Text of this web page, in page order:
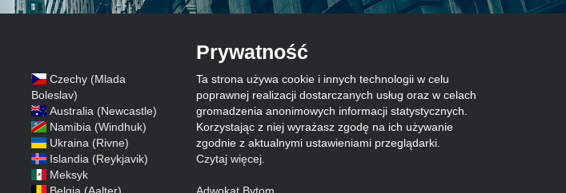
Czechy (Mlada
Boleslav)
Australia (Newcastle)
Namibia (Windhuk)
Ukraina (Rivne)
Islandia (Reykjavik)
Meksyk
Prywatność
Ta strona używa cookie i innych technologii w celu
poprawnej realizacji dostarczanych usług oraz w celach
gromadzenia anonimowych informacji statystycznych.
Korzystając z niej wyrażasz zgodę na ich używanie
zgodnie z aktualnymi ustawieniami przeglądarki.
Czytaj więcej